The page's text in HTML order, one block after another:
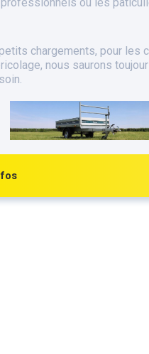
chargements, pour les
nous saurons